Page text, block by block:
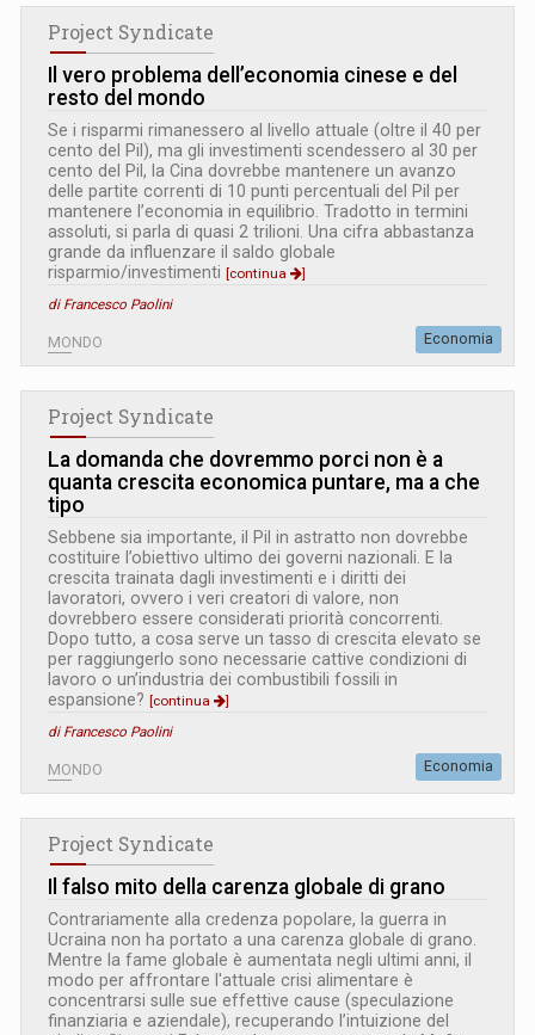
Project Syndicate
Il vero problema dell’economia cinese e del
resto del mondo
Se i risparmi rimanessero al livello attuale (oltre il 40 per
cento del Pil), ma gli investimenti scendessero al 30 per
cento del Pil, la Cina dovrebbe mantenere un avanzo
delle partite correnti di 10 punti percentuali del Pil per
mantenere l’economia in equilibrio. Tradotto in termini
assoluti, si parla di quasi 2 trilioni. Una cifra abbastanza
grande da influenzare il saldo globale
risparmio/investimenti [continua
]
di Francesco Paolini
MONDO Economia
Project Syndicate
La domanda che dovremmo porci non è a
quanta crescita economica puntare, ma a che
tipo
Sebbene sia importante, il Pil in astratto non dovrebbe
costituire l’obiettivo ultimo dei governi nazionali. E la
crescita trainata dagli investimenti e i diritti dei
lavoratori, ovvero i veri creatori di valore, non
dovrebbero essere considerati priorità concorrenti.
Dopo tutto, a cosa serve un tasso di crescita elevato se
per raggiungerlo sono necessarie cattive condizioni di
lavoro o un’industria dei combustibili fossili in
espansione? [continua
]
di Francesco Paolini
MONDO Economia
Project Syndicate
Il falso mito della carenza globale di grano
Contrariamente alla credenza popolare, la guerra in
Ucraina non ha portato a una carenza globale di grano.
Mentre la fame globale è aumentata negli ultimi anni, il
modo per affrontare l'attuale crisi alimentare è
concentrarsi sulle sue effettive cause (speculazione
finanziaria e aziendale), recuperando l’intuizione del